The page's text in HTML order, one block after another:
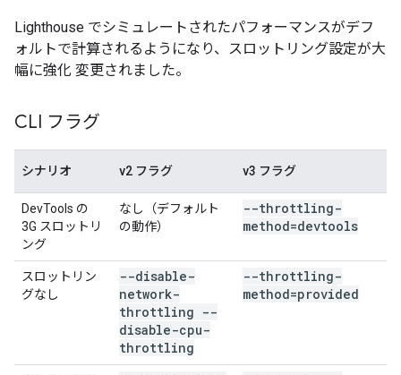
Lighthouse でシミュレートされたパフォーマンスがデフ
ォルトで計算されるようになり、スロットリング設定が大
幅に強化 変更されました。
CLI フラグ
シナリオ v2 フラグ v3 フラグ
DevTools の
3G スロットリ
ング
なし（デフォルト
の動作）
--throttling-
method=devtools
スロットリン
グなし
--disable-
network-
throttling --
disable-cpu-
throttling
--throttling-
method=provided